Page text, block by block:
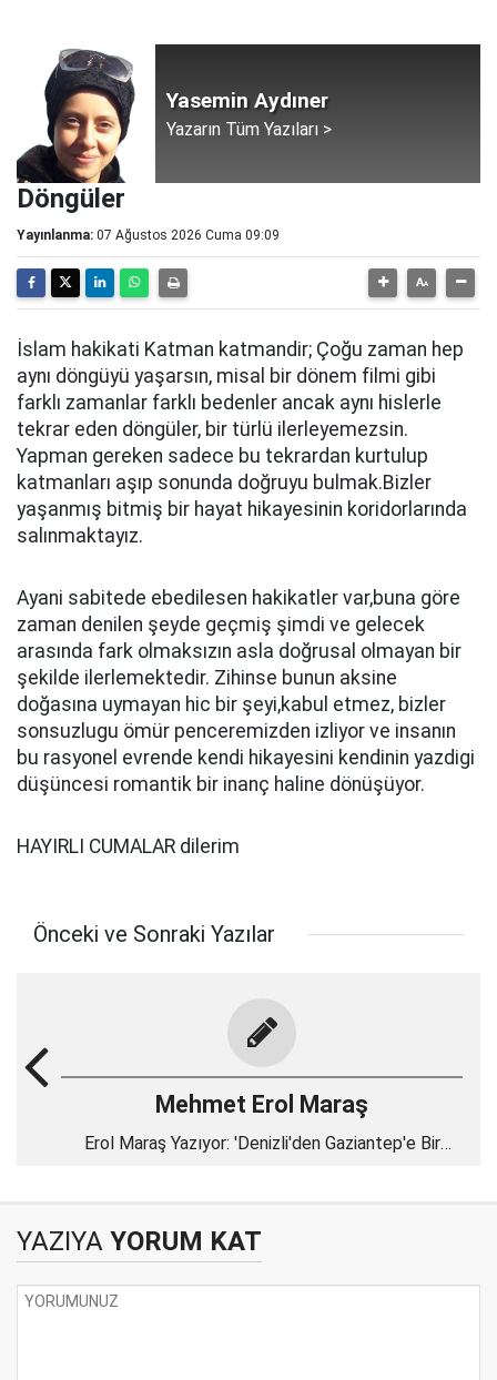
Yasemin Aydıner
Yazarın Tüm Yazıları >
Döngüler
Yayınlanma: 07 Ağustos 2026 Cuma 09:09
İslam hakikati Katman katmandir; Çoğu zaman hep
aynı döngüyü yaşarsın, misal bir dönem filmi gibi
farklı zamanlar farklı bedenler ancak aynı hislerle
tekrar eden döngüler, bir türlü ilerleyemezsin.
Yapman gereken sadece bu tekrardan kurtulup
katmanları aşıp sonunda doğruyu bulmak.Bizler
yaşanmış bitmiş bir hayat hikayesinin koridorlarında
salınmaktayız.
Ayani sabitede ebedilesen hakikatler var,buna göre
zaman denilen şeyde geçmiş şimdi ve gelecek
arasında fark olmaksızın asla doğrusal olmayan bir
şekilde ilerlemektedir. Zihinse bunun aksine
doğasına uymayan hic bir şeyi,kabul etmez, bizler
sonsuzlugu ömür penceremizden izliyor ve insanın
bu rasyonel evrende kendi hikayesini kendinin yazdigi
düşüncesi romantik bir inanç haline dönüşüyor.
HAYIRLI CUMALAR dilerim
Önceki ve Sonraki Yazılar
Mehmet Erol Maraş
Erol Maraş Yazıyor: 'Denizli'den Gaziantep'e Bir
YAZIYA YORUM KAT